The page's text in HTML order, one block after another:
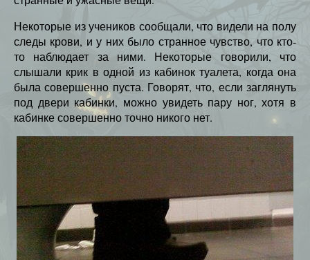
Некоторые из учеников сообщали, что видели на полу
следы крови, и у них было странное чувство, что кто-
то наблюдает за ними. Некоторые говорили, что
слышали крик в одной из кабинок туалета, когда она
была совершенно пуста. Говорят, что, если заглянуть
под двери кабинки, можно увидеть пару ног, хотя в
кабинке совершенно точно никого нет.